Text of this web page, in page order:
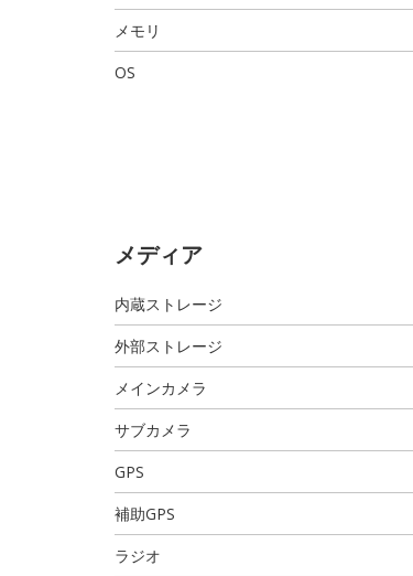
メモリ
OS
メディア
内蔵ストレージ
外部ストレージ
メインカメラ
サブカメラ
GPS
補助GPS
ラジオ